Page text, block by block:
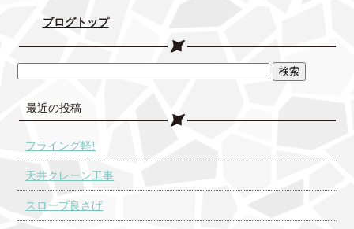
ブログトップ
最近の投稿
フライング軽!
天井クレーン工事
スロープ良さげ